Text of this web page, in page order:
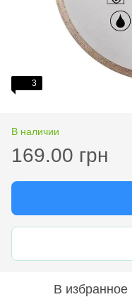
3
В наличии
169.00 грн
В избранное